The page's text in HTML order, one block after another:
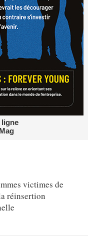
ligne
victimes de
réinsertion